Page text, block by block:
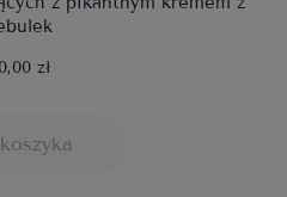
zł